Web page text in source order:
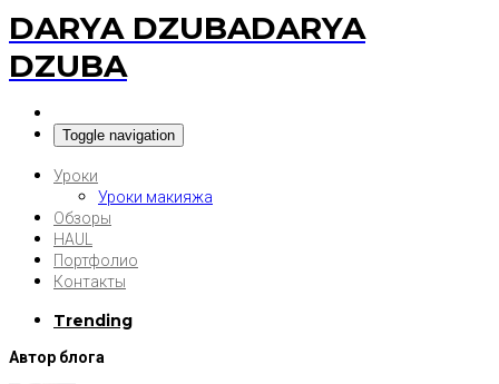
DARYA DZUBADARYA
DZUBA
Toggle navigation
Уроки
Уроки макияжа
Обзоры
HAUL
Портфолио
Контакты
Trending
Автор блога